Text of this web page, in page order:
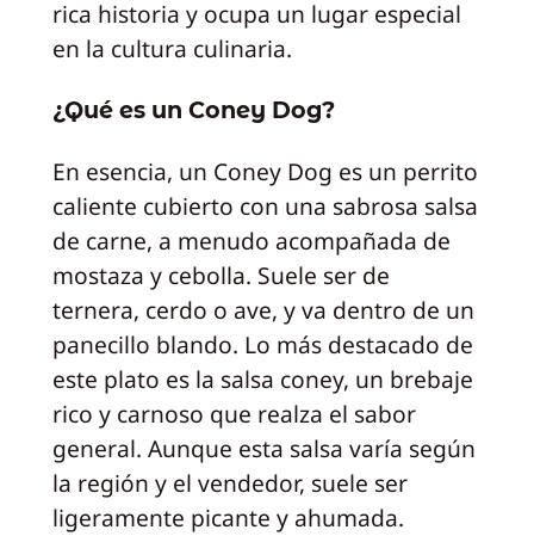
rica historia y ocupa un lugar especial
en la cultura culinaria.
¿Qué es un Coney Dog?
En esencia, un Coney Dog es un perrito
caliente cubierto con una sabrosa salsa
de carne, a menudo acompañada de
mostaza y cebolla. Suele ser de
ternera, cerdo o ave, y va dentro de un
panecillo blando. Lo más destacado de
este plato es la salsa coney, un brebaje
rico y carnoso que realza el sabor
general. Aunque esta salsa varía según
la región y el vendedor, suele ser
ligeramente picante y ahumada.